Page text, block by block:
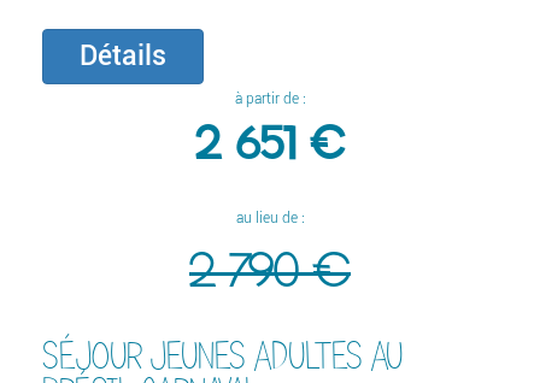
Détails
à partir de :
2 651 €
au lieu de :
2 790 €
SÉJOUR JEUNES ADULTES AU